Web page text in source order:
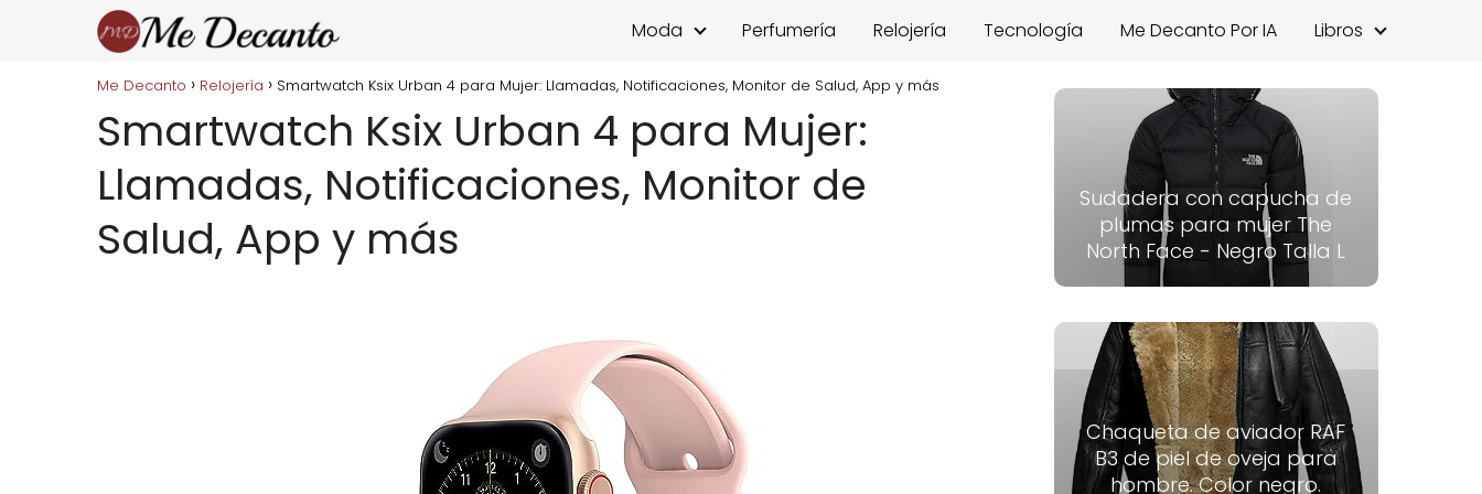
Moda Perfumería Relojería Tecnología Me Decanto Por IA Libros
Me Decanto Relojería Smartwatch Ksix Urban 4 para Mujer: Llamadas, Notificaciones, Monitor de Salud, App y más
Smartwatch Ksix Urban 4 para Mujer:
Llamadas, Notificaciones, Monitor de
Salud, App y más
Sudadera con capucha de
plumas para mujer The
North Face - Negro Talla L
Chaqueta de aviador RAF
B3 de piel de oveja para
hombre. Color negro.